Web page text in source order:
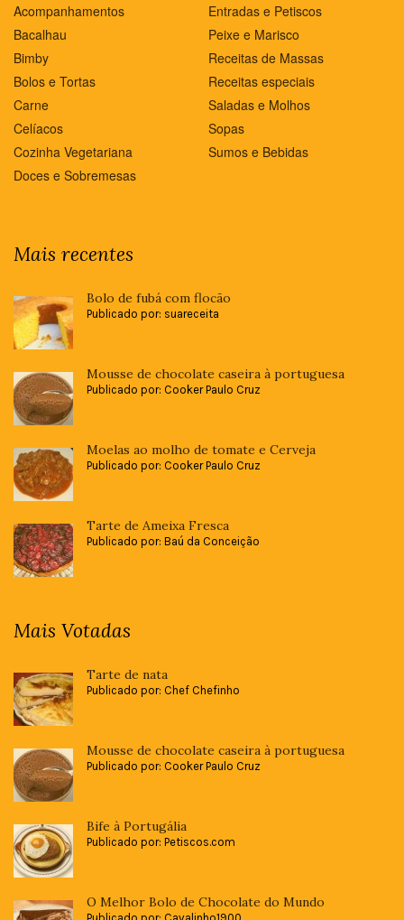
Acompanhamentos
Bacalhau
Bimby
Bolos e Tortas
Carne
Celíacos
Cozinha Vegetariana
Doces e Sobremesas
Entradas e Petiscos
Peixe e Marisco
Receitas de Massas
Receitas especiais
Saladas e Molhos
Sopas
Sumos e Bebidas
Mais recentes
Bolo de fubá com flocão
Publicado por: suareceita
Mousse de chocolate caseira à portuguesa
Publicado por: Cooker Paulo Cruz
Moelas ao molho de tomate e Cerveja
Publicado por: Cooker Paulo Cruz
Tarte de Ameixa Fresca
Publicado por: Baú da Conceição
Mais Votadas
Tarte de nata
Publicado por: Chef Chefinho
Mousse de chocolate caseira à portuguesa
Publicado por: Cooker Paulo Cruz
Bife à Portugália
Publicado por: Petiscos.com
O Melhor Bolo de Chocolate do Mundo